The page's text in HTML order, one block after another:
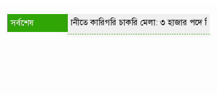
সর্বশেষ রাজধানীতে কারিগরি চাকরি মেলা: ৩ হাজার পদে